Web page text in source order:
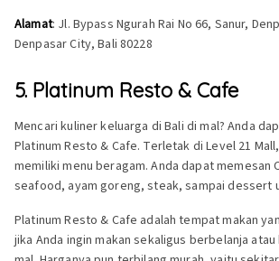
Alamat: Jl. Bypass Ngurah Rai No 66, Sanur,
Denpasar City, Bali 80228
5. Platinum Resto & Cafe
Mencari kuliner keluarga di Bali di mal? Anda
Platinum Resto & Cafe. Terletak di Level 21
memiliki menu beragam. Anda dapat memesan
seafood, ayam goreng, steak, sampai dessert
Platinum Resto & Cafe adalah tempat makan
jika Anda ingin makan sekaligus berbelanja